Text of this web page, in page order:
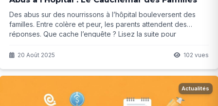
Des abus sur des nourrissons à l’hôpital bouleversent des
familles. Entre colère et peur, les parents attendent des
réponses. Que cache l’enquête ? Lisez la suite pour
20 Août 2025 102 vues
Actualités